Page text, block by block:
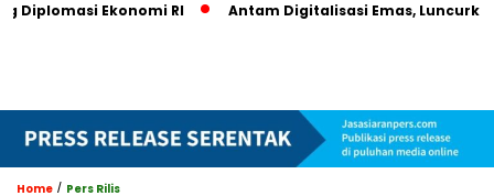
Ekonomi RI Antam Digitalisasi Emas, Luncurkan
Home / Pers Rilis